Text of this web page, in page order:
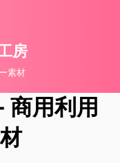
房
素材
商用利用